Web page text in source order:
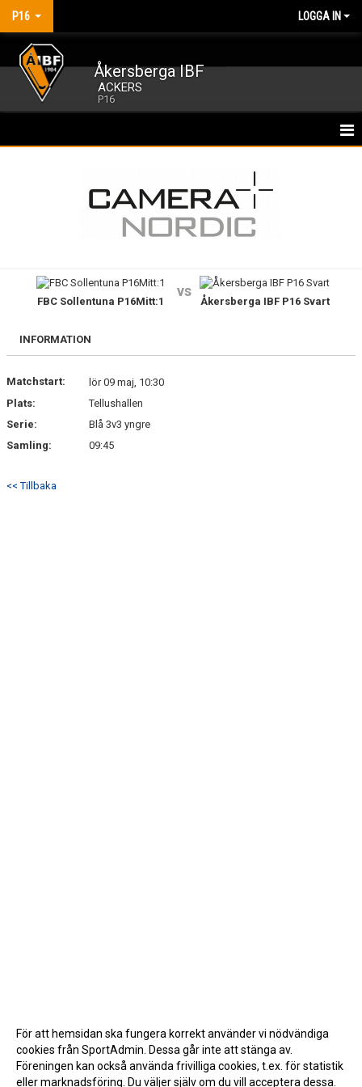
P16 LOGGA IN
Åkersberga IBF
ACKERS
P16
TRUPPEN
BILDGALLERI
KONTAKT
FBC Sollentuna P16Mitt:1
vs
Åkersberga IBF P16 Svart
INFORMATION
Matchstart:
lör 09 maj, 10:30
Plats:
Tellushallen
Serie:
Blå 3v3 yngre
Samling:
09:45
<< Tillbaka
För att hemsidan ska fungera korrekt använder vi nödvändiga
cookies från SportAdmin. Dessa går inte att stänga av.
Föreningen kan också använda frivilliga cookies, t.ex. för statistik
eller marknadsföring. Du väljer själv om du vill acceptera dessa.